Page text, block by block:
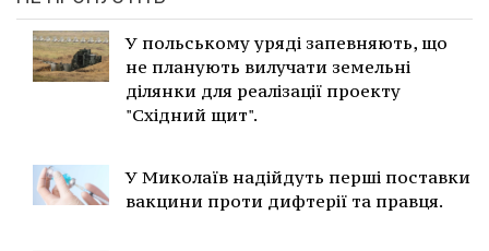
У польському уряді запевняють, що
не планують вилучати земельні
ділянки для реалізації проекту
"Східний щит".
У Миколаїв надійдуть перші поставки
вакцини проти дифтерії та правця.